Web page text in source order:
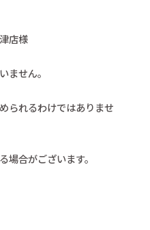
店様
ません。
られるわけではありませ
場合がございます。